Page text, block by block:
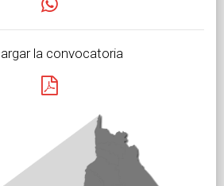
la convocatoria